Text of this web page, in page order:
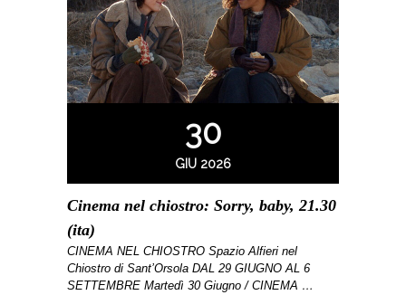
30
GIU 2026
Cinema nel chiostro: Sorry, baby, 21.30
(ita)
CINEMA NEL CHIOSTRO Spazio Alfieri nel
Chiostro di Sant’Orsola DAL 29 GIUGNO AL 6
SETTEMBRE Martedì 30 Giugno / CINEMA …